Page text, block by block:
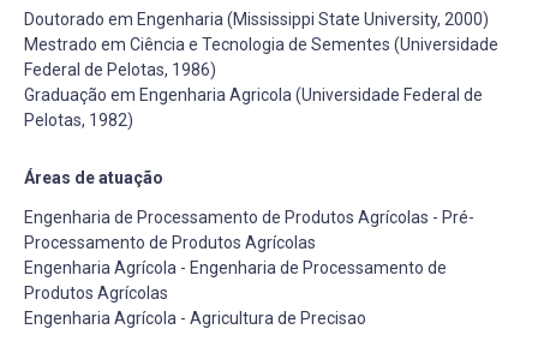
Doutorado em Engenharia (Mississippi State University, 2000)
Mestrado em Ciência e Tecnologia de Sementes (Universidade
Federal de Pelotas, 1986)
Graduação em Engenharia Agricola (Universidade Federal de
Pelotas, 1982)
Áreas de atuação
Engenharia de Processamento de Produtos Agrícolas - Pré-
Processamento de Produtos Agrícolas
Engenharia Agrícola - Engenharia de Processamento de
Produtos Agrícolas
Engenharia Agrícola - Agricultura de Precisao